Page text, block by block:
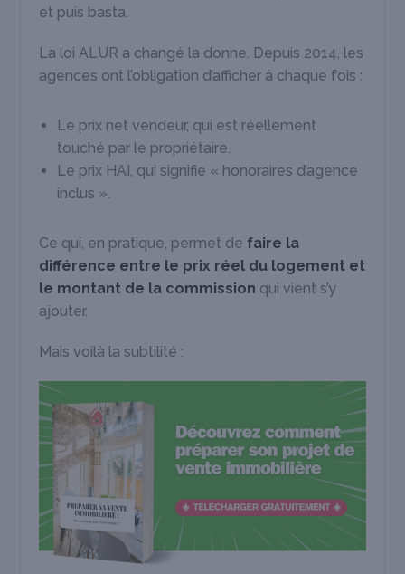
et puis basta.
La loi ALUR a changé la donne. Depuis 2014, les
agences ont l’obligation d’afficher à chaque fois :
Le prix net vendeur, qui est réellement
touché par le propriétaire.
Le prix HAI, qui signifie « honoraires d’agence
inclus ».
Ce qui, en pratique, permet de faire la
différence entre le prix réel du logement et
le montant de la commission qui vient s’y
ajouter.
Mais voilà la subtilité :